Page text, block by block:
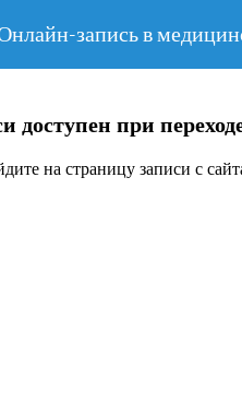
запись в
доступен при
на страницу записи с